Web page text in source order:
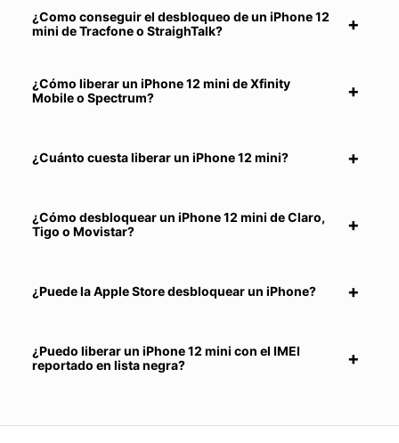
¿Como conseguir el desbloqueo de un iPhone 12
mini de Tracfone o StraighTalk?
¿Cómo liberar un iPhone 12 mini de Xfinity
Mobile o Spectrum?
¿Cuánto cuesta liberar un iPhone 12 mini?
¿Cómo desbloquear un iPhone 12 mini de Claro,
Tigo o Movistar?
¿Puede la Apple Store desbloquear un iPhone?
¿Puedo liberar un iPhone 12 mini con el IMEI
reportado en lista negra?